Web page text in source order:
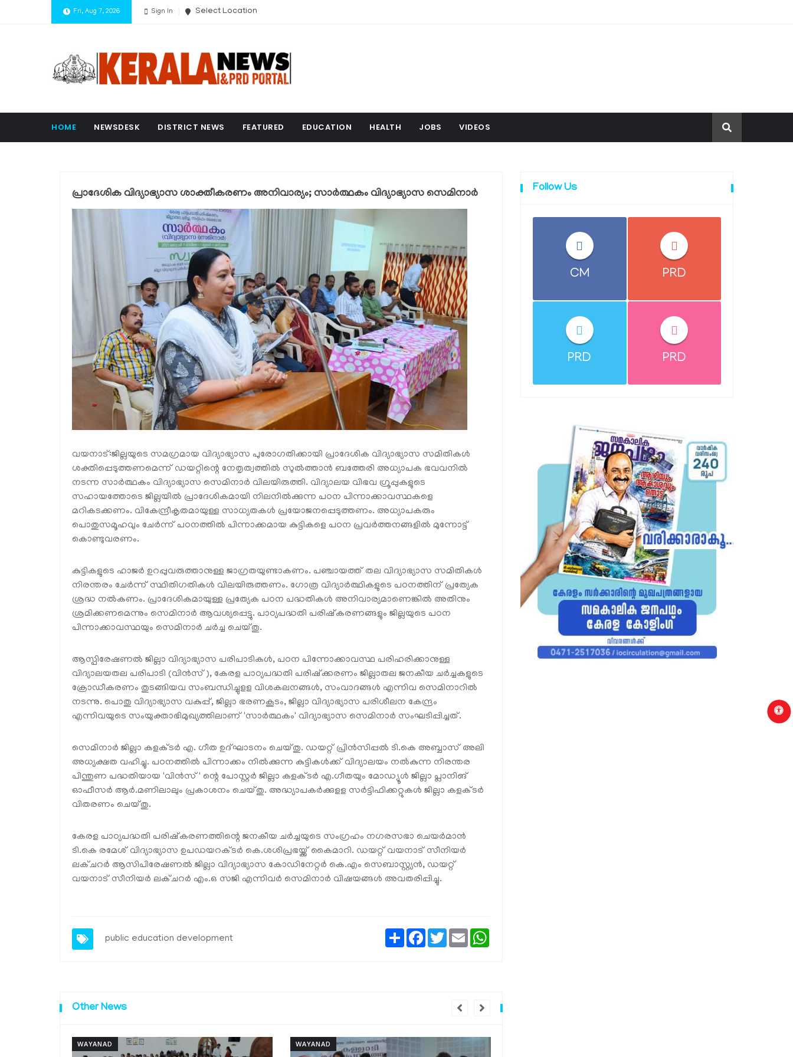
Fri, Aug 7, 2026 Sign In Select Location
HOME NEWSDESK DISTRICT NEWS FEATURED EDUCATION HEALTH JOBS VIDEOS
പ്രാദേശിക വിദ്യാഭ്യാസ ശാക്തീകരണം അനിവാര്യം; സാര്‍ത്ഥകം വിദ്യാഭ്യാസ സെമിനാര്‍
വയനാട്:ജില്ലയുടെ സമഗ്രമായ വിദ്യാഭ്യാസ പുരോഗതിക്കായി പ്രാദേശിക വിദ്യാഭ്യാസ സമിതികള്‍
ശക്തിപ്പെടുത്തണമെന്ന് ഡയറ്റിന്റെ നേതൃത്വത്തില്‍ സുല്‍ത്താന്‍ ബത്തേരി അധ്യാപക ഭവവനില്‍
നടന്ന സാര്‍ത്ഥകം വിദ്യാഭ്യാസ സെമിനാര്‍ വിലയിരുത്തി. വിദ്യാലയ വിഭവ ഗ്രൂപ്പുകളുടെ
സഹായത്തോടെ ജില്ലയില്‍ പ്രാദേശികമായി നിലനില്‍ക്കുന്ന പഠന പിന്നാക്കാവസ്ഥകളെ
മറികടക്കണം. വികേന്ദ്രീകൃതമായുള്ള സാധ്യതകള്‍ പ്രയോജനപ്പെടുത്തണം. അധ്യാപകരും
പൊതുസമൂഹവും ചേര്‍ന്ന് പഠനത്തില്‍ പിന്നാക്കമായ കുട്ടികളെ പഠന പ്രവര്‍ത്തനങ്ങളില്‍ മുന്നോട്ട്
കൊണ്ടുവരണം.
കുട്ടികളുടെ ഹാജര്‍ ഉറപ്പുവരുത്താനുള്ള ജാഗ്രതയുണ്ടാകണം. പഞ്ചായത്ത് തല വിദ്യാഭ്യാസ സമിതികള്‍
നിരന്തരം ചേര്‍ന്ന് സ്ഥിതിഗതികള്‍ വിലയിരുത്തണം. ഗോത്ര വിദ്യാര്‍ത്ഥികളുടെ പഠനത്തിന് പ്രത്യേക
ശ്രദ്ധ നല്‍കണം. പ്രാദേശികമായുള്ള പ്രത്യേക പഠന പദ്ധതികള്‍ അനിവാര്യമാണെങ്കില്‍ അതിനും
ശ്രമിക്കണമെന്നും സെമിനാര്‍ ആവശ്യപ്പെട്ടു. പാഠ്യപദ്ധതി പരിഷ്‌കരണങ്ങളും ജില്ലയുടെ പഠന
പിന്നാക്കാവസ്ഥയും സെമിനാര്‍ ചര്‍ച്ച ചെയ്തു.
ആസ്പിരേഷണല്‍ ജില്ലാ വിദ്യാഭ്യാസ പരിപാടികള്‍, പഠന പിന്നോക്കാവസ്ഥ പരിഹരിക്കാനുള്ള
വിദ്യാലയതല പരിപാടി (വിന്‍സ്), കേരള പാഠ്യപദ്ധതി പരിഷ്‌ക്കരണം ജില്ലാതല ജനകീയ ചര്‍ച്ചകളുടെ
ക്രോഡീകരണം തുടങ്ങിയവ സംബന്ധിച്ചുളള വിശകലനങ്ങള്‍, സംവാദങ്ങള്‍ എന്നിവ സെമിനാറില്‍
നടന്നു. പൊതു വിദ്യാഭ്യാസ വകുപ്പ്, ജില്ലാ ഭരണകൂടം, ജില്ലാ വിദ്യാഭ്യാസ പരിശീലന കേന്ദ്രം
എന്നിവയുടെ സംയുക്താഭിമുഖ്യത്തിലാണ് 'സാര്‍ത്ഥകം' വിദ്യാഭ്യാസ സെമിനാര്‍ സംഘടിപ്പിച്ചത്.
സെമിനാര്‍ ജില്ലാ കളക്ടര്‍ എ. ഗീത ഉദ്ഘാടനം ചെയ്തു. ഡയറ്റ് പ്രിന്‍സിപ്പല്‍ ടി.കെ അബ്ബാസ് അലി
അധ്യക്ഷത വഹിച്ചു. പഠനത്തില്‍ പിന്നാക്കം നില്‍ക്കുന്ന കുട്ടികള്‍ക്ക് വിദ്യാലയം നല്‍കുന്ന നിരന്തര
പിന്തുണ പദ്ധതിയായ 'വിന്‍സ്' ന്റെ പോസ്റ്റര്‍ ജില്ലാ കളക്ടര്‍ എ.ഗീതയും മോഡ്യൂള്‍ ജില്ലാ പ്ലാനിങ്
ഓഫീസര്‍ ആര്‍.മണിലാലും പ്രകാശനം ചെയ്തു. അദ്ധ്യാപകര്‍ക്കുളള സര്‍ട്ടിഫിക്കറ്റുകള്‍ ജില്ലാ കളക്ടര്‍
വിതരണം ചെയ്തു.
കേരള പാഠ്യപദ്ധതി പരിഷ്‌കരണത്തിന്റെ ജനകീയ ചര്‍ച്ചയുടെ സംഗ്രഹം നഗരസഭാ ചെയര്‍മാന്‍
ടി.കെ രമേശ് വിദ്യാഭ്യാസ ഉപഡയറക്ടര്‍ കെ.ശശിപ്രഭയ്ക്ക് കൈമാറി. ഡയറ്റ് വയനാട് സീനിയര്‍
ലക്ചറര്‍ ആസിപിരേഷണല്‍ ജില്ലാ വിദ്യാഭ്യാസ കോഡിനേറ്റര്‍ കെ.എം സെബാസ്റ്റ്യന്‍, ഡയറ്റ്
വയനാട് സീനിയര്‍ ലക്ചറര്‍ എം.ഒ സജി എന്നിവര്‍ സെമിനാര്‍ വിഷയങ്ങള്‍ അവതരിപ്പിച്ചു.
public education development
ShareFacebook
TwitterEmail
Other News
WAYANAD WAYANAD
Follow Us
CM PRD
PRD PRD